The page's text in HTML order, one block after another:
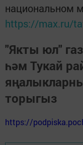
национальном
https://max.ru/
"Якты юл"
һәм Тукай
торыгыз
https://